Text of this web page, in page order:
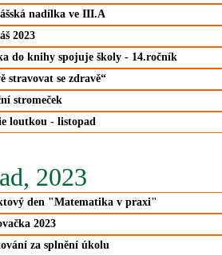
nadílka ve III.A
2023
do knihy spojuje školy - 14.ročník
stravovat se zdravě“
stromeček
loutkou - listopad
2023
den "Matematika v praxi"
2023
za splnění úkolu